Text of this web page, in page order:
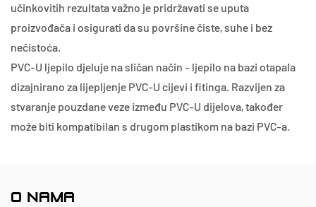
učinkovitih rezultata važno je pridržavati se uputa
proizvođača i osigurati da su površine čiste, suhe i bez
nečistoća.
PVC-U ljepilo djeluje na sličan način - ljepilo na bazi otapala
dizajnirano za lijepljenje PVC-U cijevi i fitinga. Razvijen za
stvaranje pouzdane veze između PVC-U dijelova, također
može biti kompatibilan s drugom plastikom na bazi PVC-a.
O NAMA